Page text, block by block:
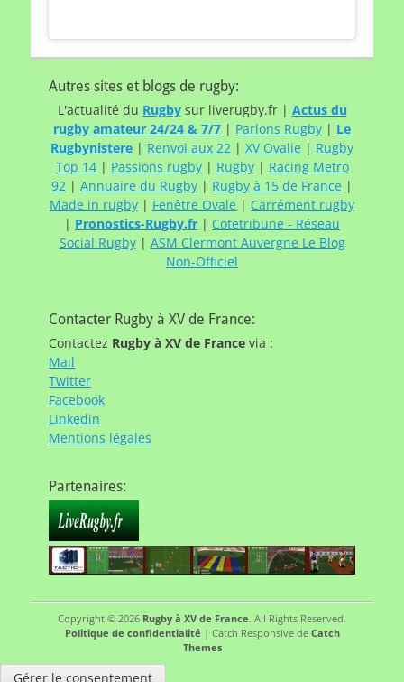
Autres sites et blogs de rugby:
L'actualité du Rugbysur liverugby.fr | Actus du
rugby amateur 24/24 & 7/7 | Parlons Rugby | Le
Rugbynistere | Renvoi aux 22 | XV Ovalie | Rugby
Top 14| Passions rugby| Rugby| Racing Metro
92 | Annuaire du Rugby | Rugby à 15 de France |
Made in rugby | Fenêtre Ovale | Carrément rugby
| Pronostics-Rugby.fr | Cotetribune - Réseau
Social Rugby| ASM Clermont Auvergne Le Blog
Non-Officiel
Contacter Rugby à XV de France:
Contactez Rugby à XV de France via :
Mail
Twitter
Facebook
Linkedin
Mentions légales
Partenaires:
Copyright © 2026 Rugby à XV de France. All Rights Reserved.
Politique de confidentialité | Catch Responsive de Catch
Themes
Gérer le consentement